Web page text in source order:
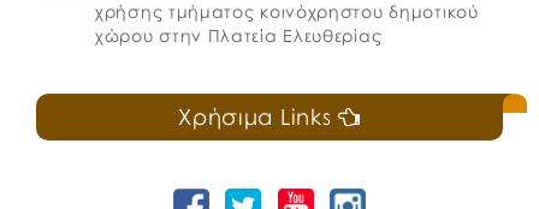
χρήσης τμήματος κοινόχρηστου δημοτικού
χώρου στην Πλατεία Ελευθερίας
Χρήσιμα Links